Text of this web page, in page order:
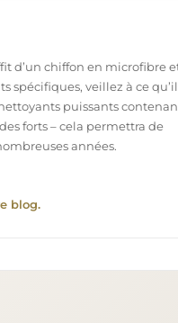
d’un chiffon en microfibre
spécifiques, veillez à ce
puissants
forts – cela permettra de
années.
blog.